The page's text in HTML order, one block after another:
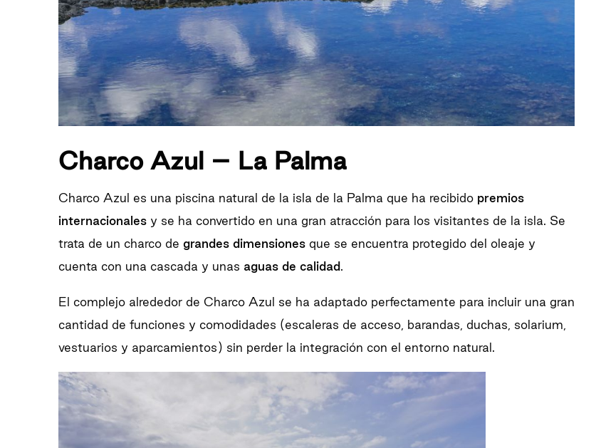
Charco Azul – La Palma
Charco Azul es una piscina natural de la isla de la Palma que ha recibido premios
internacionales y se ha convertido en una gran atracción para los visitantes de la isla. Se
trata de un charco de grandes dimensiones que se encuentra protegido del oleaje y
cuenta con una cascada y unas aguas de calidad.
El complejo alrededor de Charco Azul se ha adaptado perfectamente para incluir una gran
cantidad de funciones y comodidades (escaleras de acceso, barandas, duchas, solarium,
vestuarios y aparcamientos) sin perder la integración con el entorno natural.